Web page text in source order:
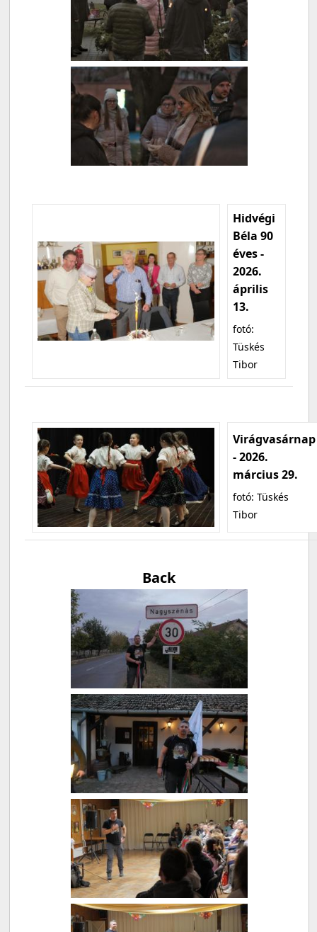
Hidvégi
Béla 90
éves -
2026.
április
13.
fotó:
Tüskés
Tibor
Virágvasárnap
- 2026.
március 29.
fotó: Tüskés
Tibor
Back